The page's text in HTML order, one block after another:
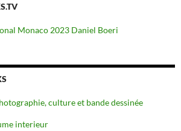
Monaco 2023 Daniel Boeri
culture et bande dessinée
interieur